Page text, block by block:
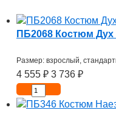
ПБ2068 Костюм Дух
Размер: взрослый,
4 555 ₽ 3 736 ₽